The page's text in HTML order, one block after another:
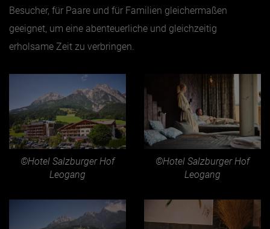
Besucher, für Paare und für Familien gleichermaßen
geeignet, um eine abenteuerliche und gleichzeitig
erholsame Zeit zu verbringen.
©Hotel Salzburger Hof
Leogang
©Hotel Salzburger Hof
Leogang